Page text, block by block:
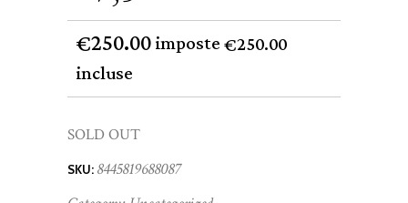
€250.00imposte€250.00
incluse
SOLD OUT
SKU: 8445819688087